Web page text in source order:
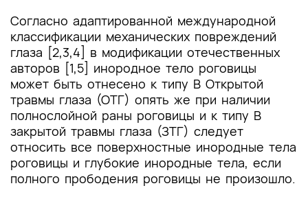
Согласно адаптированной международной
классификации механических повреждений
глаза [2,3,4] в модификации отечественных
авторов [1,5] инородное тело роговицы
может быть отнесено к типу В Открытой
травмы глаза (ОТГ) опять же при наличии
полнослойной раны роговицы и к типу В
закрытой травмы глаза (ЗТГ) следует
относить все поверхностные инородные тела
роговицы и глубокие инородные тела, если
полного прободения роговицы не произошло.